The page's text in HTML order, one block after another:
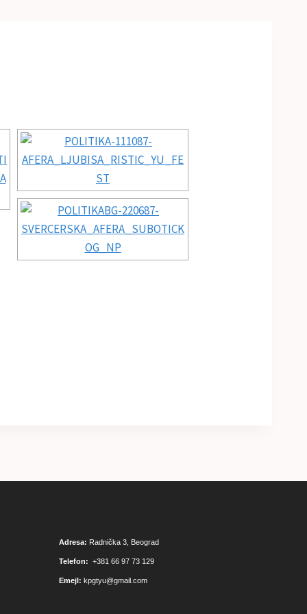
Adresa: Radnička 3, Beograd
Telefon: +381 66 97 73 129
Emejl: kpgtyu@gmail.com